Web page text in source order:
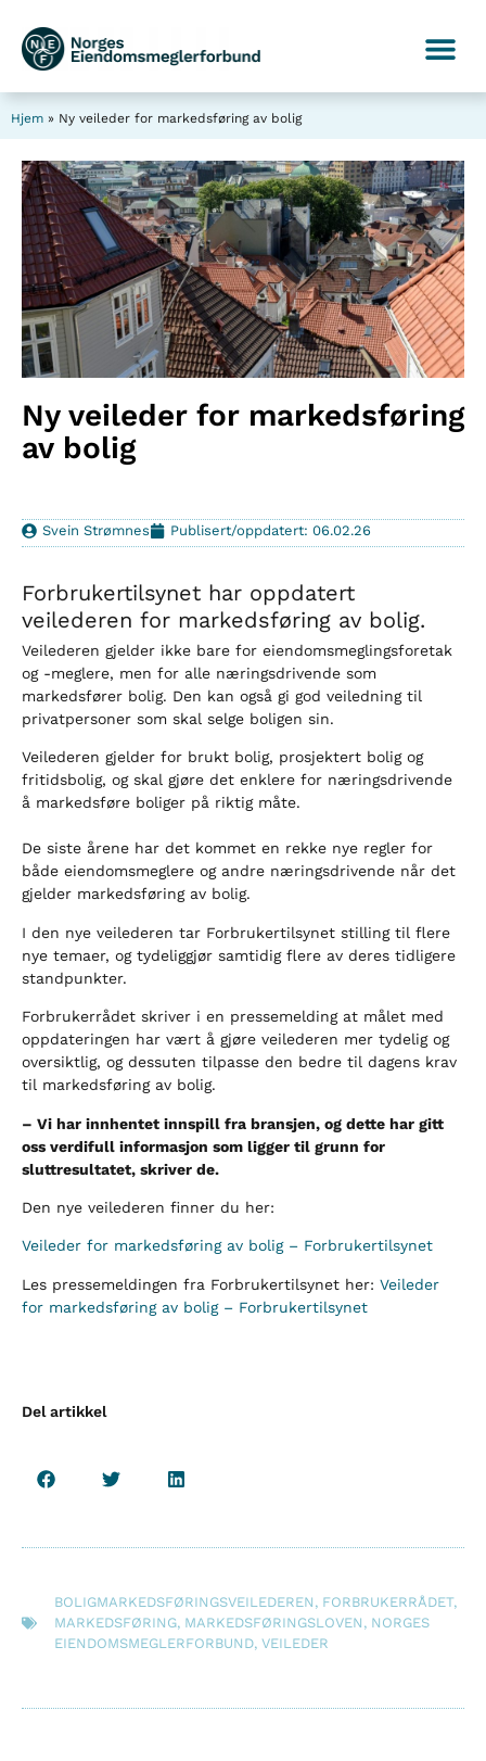
Hjem » Ny veileder for markedsføring av bolig
Ny veileder for markedsføring
av bolig
Svein Strømnes Publisert/oppdatert: 06.02.26
Forbrukertilsynet har oppdatert
veilederen for markedsføring av bolig.
Veilederen gjelder ikke bare for eiendomsmeglingsforetak
og -meglere, men for alle næringsdrivende som
markedsfører bolig. Den kan også gi god veiledning til
privatpersoner som skal selge boligen sin.
Veilederen gjelder for brukt bolig, prosjektert bolig og
fritidsbolig, og skal gjøre det enklere for næringsdrivende
å markedsføre boliger på riktig måte.
De siste årene har det kommet en rekke nye regler for
både eiendomsmeglere og andre næringsdrivende når det
gjelder markedsføring av bolig.
I den nye veilederen tar Forbrukertilsynet stilling til flere
nye temaer, og tydeliggjør samtidig flere av deres tidligere
standpunkter.
Forbrukerrådet skriver i en pressemelding at målet med
oppdateringen har vært å gjøre veilederen mer tydelig og
oversiktlig, og dessuten tilpasse den bedre til dagens krav
til markedsføring av bolig.
– Vi har innhentet innspill fra bransjen, og dette har gitt
oss verdifull informasjon som ligger til grunn for
sluttresultatet, skriver de.
Den nye veilederen finner du her:
Veileder for markedsføring av bolig – Forbrukertilsynet
Les pressemeldingen fra Forbrukertilsynet her: Veileder
for markedsføring av bolig – Forbrukertilsynet
Del artikkel
BOLIGMARKEDSFØRINGSVEILEDEREN , FORBRUKERRÅDET,
MARKEDSFØRING, MARKEDSFØRINGSLOVEN , NORGES
EIENDOMSMEGLERFORBUND, VEILEDER